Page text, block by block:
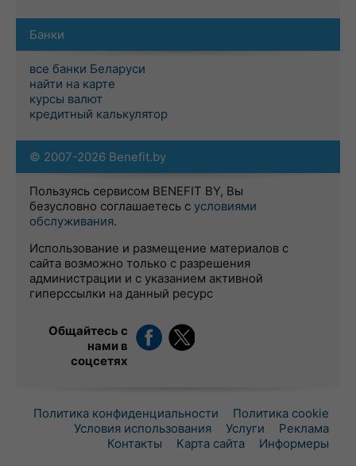
Банки
все банки Беларуси
найти на карте
курсы валют
кредитный калькулятор
© 2007-2026 Benefit.by
Пользуясь сервисом BENEFIT BY, Вы
безусловно соглашаетесь с условиями
обслуживания.
Использование и размещение материалов с
сайта возможно только с разрешения
администрации и с указанием активной
гиперссылки на данный ресурс
Общайтесь с
нами в
соцсетях
Политика конфиденциальности
Политика cookie
Условия использования
Услуги
Реклама
Контакты
Карта сайта Информеры